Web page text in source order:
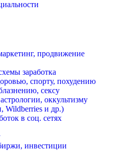
продвижение
заработка
спорту, похудению
сексу
оккультизму
Wildberries и др.)
в соц. сетях
инвестиции